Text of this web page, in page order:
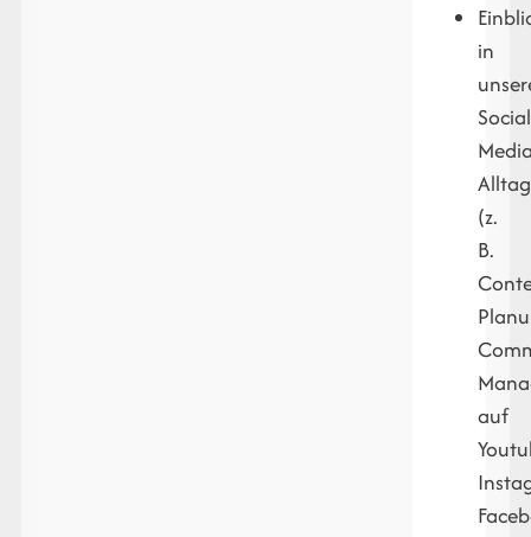
in
Social
Alltag
(z.
B.
auf